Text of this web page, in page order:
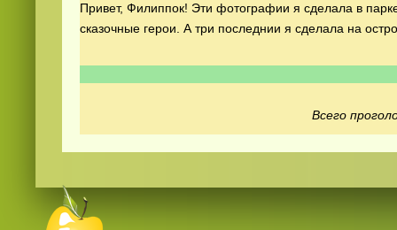
Привет, Филиппок! Эти фотографии я сделала в
сказочные герои. А три последнии я сделала на
Всего